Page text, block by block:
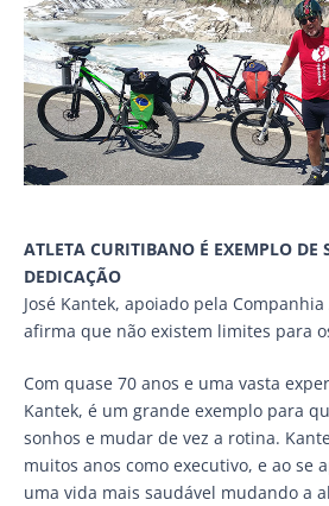
ATLETA CURITIBANO É EXEMPLO DE
DEDICAÇÃO
José Kantek, apoiado pela
afirma que não existem limites para
Com quase 70 anos e uma vasta
Kantek, é um grande exemplo para
sonhos e mudar de vez a rotina.
muitos anos como executivo, e ao se
uma vida mais saudável mudando a